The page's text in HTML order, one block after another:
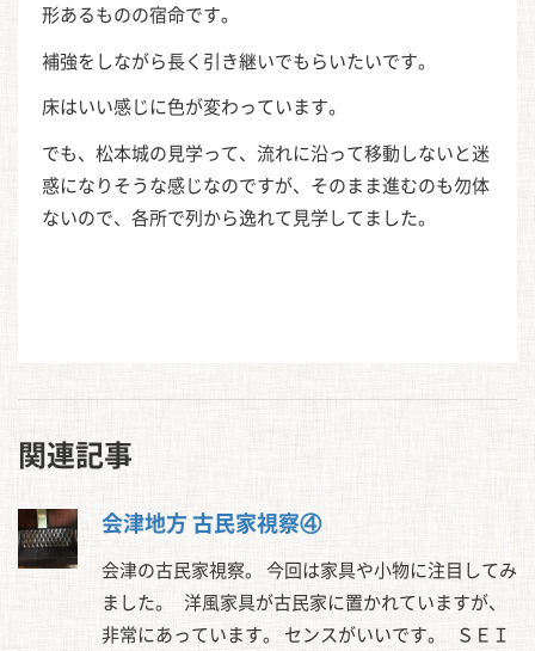
形あるものの宿命です。
補強をしながら長く引き継いでもらいたいです。
床はいい感じに色が変わっています。
でも、松本城の見学って、流れに沿って移動しないと迷
惑になりそうな感じなのですが、そのまま進むのも勿体
ないので、各所で列から逸れて見学してました。
関連記事
会津地方 古民家視察④
会津の古民家視察。 今回は家具や小物に注目してみ
ました。 洋風家具が古民家に置かれていますが、
非常にあっています。 センスがいいです。 ＳＥＩ